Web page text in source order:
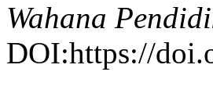
Wahana
DOI:https://